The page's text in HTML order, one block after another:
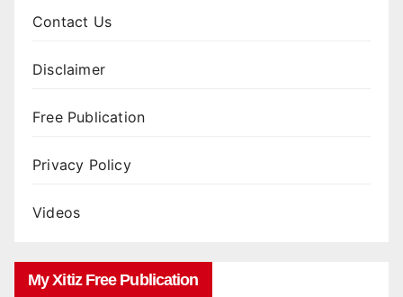
Contact Us
Disclaimer
Free Publication
Privacy Policy
Videos
My Xitiz Free Publication